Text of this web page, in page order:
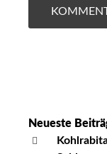
Neueste